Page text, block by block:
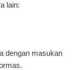
lain:
dengan masukan